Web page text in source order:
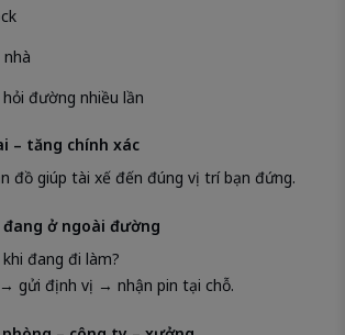
hỏi đường nhiều lần
– tăng chính xác
đồ giúp tài xế đến đúng vị trí bạn đứng.
ở ngoài đường
đang đi làm?
gửi định vị → nhận pin tại chỗ.